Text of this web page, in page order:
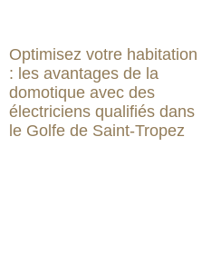
Optimisez votre habitation
: les avantages de la
domotique avec des
électriciens qualifiés dans
le Golfe de Saint-Tropez